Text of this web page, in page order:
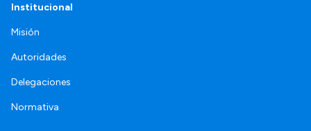
Institucional
Misión
Autoridades
Delegaciones
Normativa